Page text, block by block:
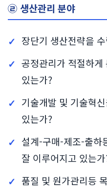
㉣ 생산관리 분야
장단기 생산전략을
공정관리가 적절하게
있는가?
기술개발 및 기술혁
있는가?
설계-구매-제조-출하
잘 이루어지고 있는
품질 및 원가관리등